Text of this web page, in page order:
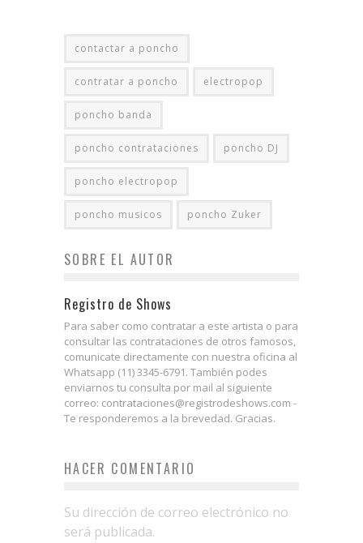
contactar a poncho
contratar a poncho electropop
poncho banda
poncho contrataciones poncho DJ
poncho electropop
poncho musicos poncho Zuker
SOBRE EL AUTOR
Registro de Shows
Para saber como contratar a este artista o para
consultar las contrataciones de otros famosos,
comunicate directamente con nuestra oficina al
Whatsapp (11) 3345-6791. También podes
enviarnos tu consulta por mail al siguiente
correo: contrataciones@registrodeshows.com -
Te responderemos a la brevedad. Gracias.
HACER COMENTARIO
Su dirección de correo electrónico no
será publicada.